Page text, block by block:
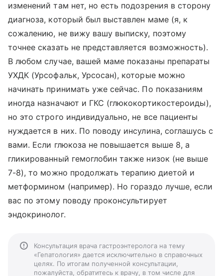
изменений там нет, но есть подозрения в сторону
диагноза, который был выставлен маме (я, к
сожалению, не вижу вашу выписку, поэтому
точнее сказать не представляется возможность).
В любом случае, вашей маме показаны препараты
УХДК (Урсофальк, Урсосан), которые можно
начинать принимать уже сейчас. По показаниям
иногда назначают и ГКС (глюкокортикостероиды),
но это строго индивидуально, не все пациенты
нуждается в них. По поводу инсулина, соглашусь с
вами. Если глюкоза не повышается выше 8, а
гликированный гемоглобин также низок (не выше
7-8), то можно продолжать терапию диетой и
метформином (например). Но гораздо лучше, если
вас по этому поводу проконсультирует
эндокринолог.
Консультация врача гастроэнтеролога на тему
«Гепатология» дается исключительно в справочных
целях. По итогам полученной консультации,
пожалуйста, обратитесь к врачу, в том числе для